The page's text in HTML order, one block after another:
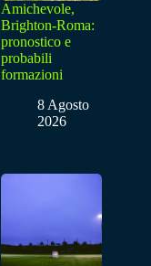
Amichevole,
Brighton-Roma:
pronostico e
probabili
formazioni
8 Agosto
2026